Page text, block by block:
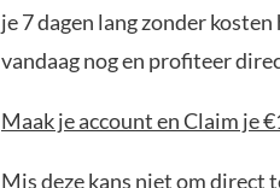
je 7 dagen lang zonder
vandaag nog en profiteer
Maak je account en Claim je
Mis deze kans niet om